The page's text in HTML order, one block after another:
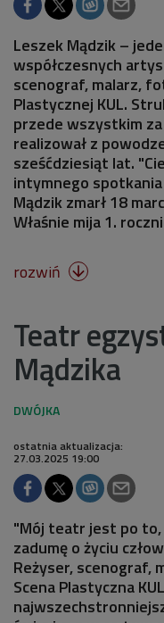
Leszek Mądzik –
współczesnych
scenograf, malarz,
Plastycznej KUL.
przede wszystkim
realizował z
sześćdziesiąt lat.
intymnego
Mądzik zmarł 18
Właśnie mija 1.
rozwiń 
Teatr
Mądzika
ostatnia aktualizacja:
27.03.2025 19:00
"Mój teatr jest po
zadumę o życiu
Reżyser,
Scena Plastyczna